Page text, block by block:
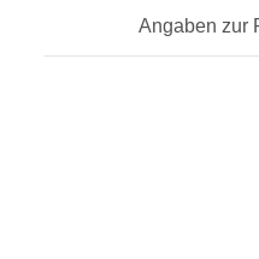
Angaben zur